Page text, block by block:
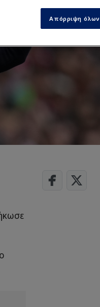
Απόρριψη όλων